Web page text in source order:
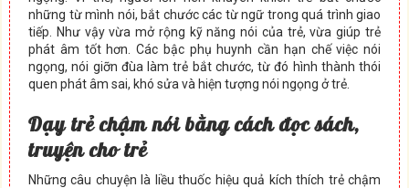
những từ mình nói, bắt chước các từ ngữ trong quá trình giao
tiếp. Như vậy vừa mở rộng kỹ năng nói của trẻ, vừa giúp trẻ
phát âm tốt hơn. Các bậc phụ huynh cần hạn chế việc nói
ngọng, nói giỡn đùa làm trẻ bắt chước, từ đó hình thành thói
quen phát âm sai, khó sửa và hiện tượng nói ngọng ở trẻ.
Dạy trẻ chậm nói bằng cách đọc sách,
truyện cho trẻ
Những câu chuyện là liều thuốc hiệu quả kích thích trẻ chậm